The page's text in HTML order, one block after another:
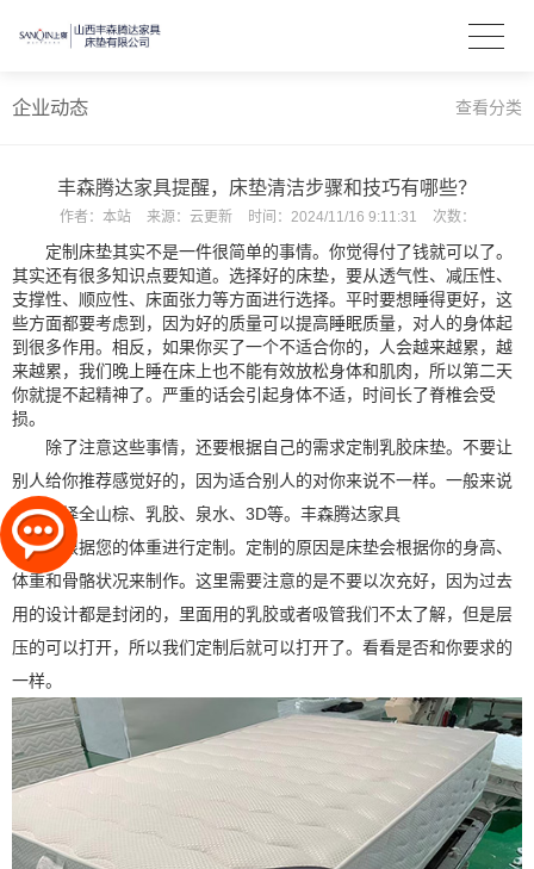
企业动态 查看分类
丰森腾达家具提醒，床垫清洁步骤和技巧有哪些？
作者： 本站 来源： 云更新 时间： 2024/11/16 9:11:31 次数：
定制床垫其实不是一件很简单的事情。你觉得付了钱就可以了。
其实还有很多知识点要知道。选择好的床垫，要从透气性、减压性、
支撑性、顺应性、床面张力等方面进行选择。平时要想睡得更好，这
些方面都要考虑到，因为好的质量可以提高睡眠质量，对人的身体起
到很多作用。相反，如果你买了一个不适合你的，人会越来越累，越
来越累，我们晚上睡在床上也不能有效放松身体和肌肉，所以第二天
你就提不起精神了。严重的话会引起身体不适，时间长了脊椎会受
损。
除了注意这些事情，还要根据自己的需求定制乳胶床垫。不要让
别人给你推荐感觉好的，因为适合别人的对你来说不一样。一般来说
可以选择全山棕、乳胶、泉水、 3D等。丰森腾达家具
可根据您的体重进行定制。定制的原因是床垫会根据你的身高、
体重和骨骼状况来制作。这里需要注意的是不要以次充好，因为过去
用的设计都是封闭的，里面用的乳胶或者吸管我们不太了解，但是层
压的可以打开，所以我们定制后就可以打开了。看看是否和你要求的
一样。